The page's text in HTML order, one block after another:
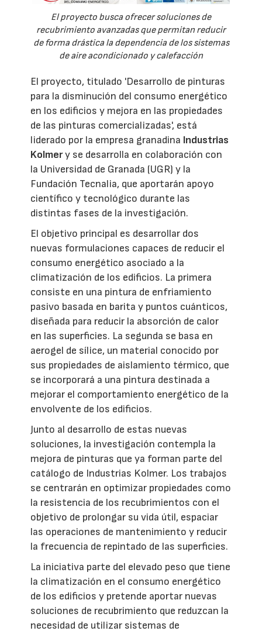
El proyecto busca ofrecer soluciones de
recubrimiento avanzadas que permitan reducir
de forma drástica la dependencia de los sistemas
de aire acondicionado y calefacción
El proyecto, titulado 'Desarrollo de pinturas
para la disminución del consumo energético
en los edificios y mejora en las propiedades
de las pinturas comercializadas', está
liderado por la empresa granadina Industrias
Kolmery se desarrolla en colaboración con
la Universidad de Granada (UGR) y la
Fundación Tecnalia, que aportarán apoyo
científico y tecnológico durante las
distintas fases de la investigación.
El objetivo principal es desarrollar dos
nuevas formulaciones capaces de reducir el
consumo energético asociado a la
climatización de los edificios. La primera
consiste en una pintura de enfriamiento
pasivo basada en barita y puntos cuánticos,
diseñada para reducir la absorción de calor
en las superficies. La segunda se basa en
aerogel de sílice, un material conocido por
sus propiedades de aislamiento térmico, que
se incorporará a una pintura destinada a
mejorar el comportamiento energético de la
envolvente de los edificios.
Junto al desarrollo de estas nuevas
soluciones, la investigación contempla la
mejora de pinturas que ya forman parte del
catálogo de Industrias Kolmer. Los trabajos
se centrarán en optimizar propiedades como
la resistencia de los recubrimientos con el
objetivo de prolongar su vida útil, espaciar
las operaciones de mantenimiento y reducir
la frecuencia de repintado de las superficies.
La iniciativa parte del elevado peso que tiene
la climatización en el consumo energético
de los edificios y pretende aportar nuevas
soluciones de recubrimiento que reduzcan la
necesidad de utilizar sistemas de